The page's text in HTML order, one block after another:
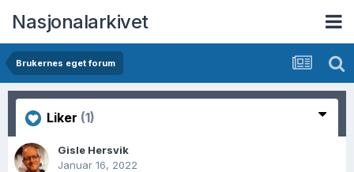
Nasjonalarkivet
Brukernes eget forum
Liker (1)
Gisle Hersvik
Januar 16, 2022